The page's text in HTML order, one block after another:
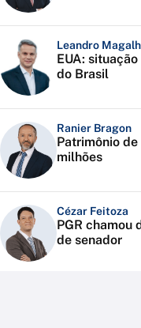
Leandro
EUA:
do Brasil
Ranier Bragon
Patrimônio
milhões
Cézar Feitoza
PGR chamou
de senador